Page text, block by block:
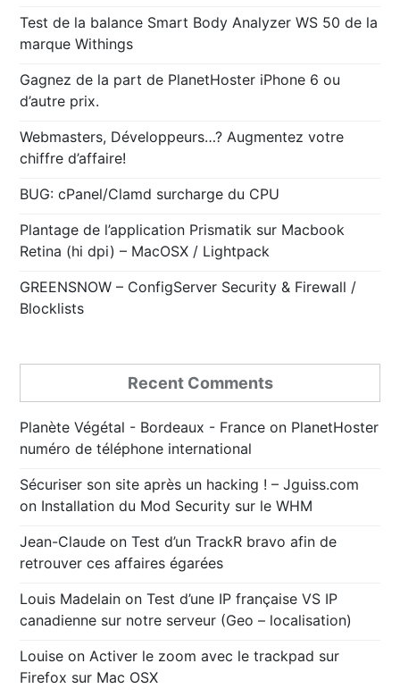
Test de la balance Smart Body Analyzer WS 50 de la
marque Withings
Gagnez de la part de PlanetHoster iPhone 6 ou
d’autre prix.
Webmasters, Développeurs…? Augmentez votre
chiffre d’affaire!
BUG: cPanel/Clamd surcharge du CPU
Plantage de l’application Prismatik sur Macbook
Retina (hi dpi) – MacOSX / Lightpack
GREENSNOW – ConfigServer Security & Firewall /
Blocklists
Recent Comments
Planète Végétal - Bordeaux - France on PlanetHoster
numéro de téléphone international
Sécuriser son site après un hacking ! – Jguiss.com
on Installation du Mod Security sur le WHM
Jean-Claude onTest d’un TrackR bravo afin de
retrouver ces affaires égarées
Louis Madelain onTest d’une IP française VS IP
canadienne sur notre serveur (Geo – localisation)
Louise on Activer le zoom avec le trackpad sur
Firefox sur Mac OSX